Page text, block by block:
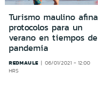
Turismo maulino afina
protocolos para un
verano en tiempos de
pandemia
REDMAULE
06/01/2021 - 12:00
HRS